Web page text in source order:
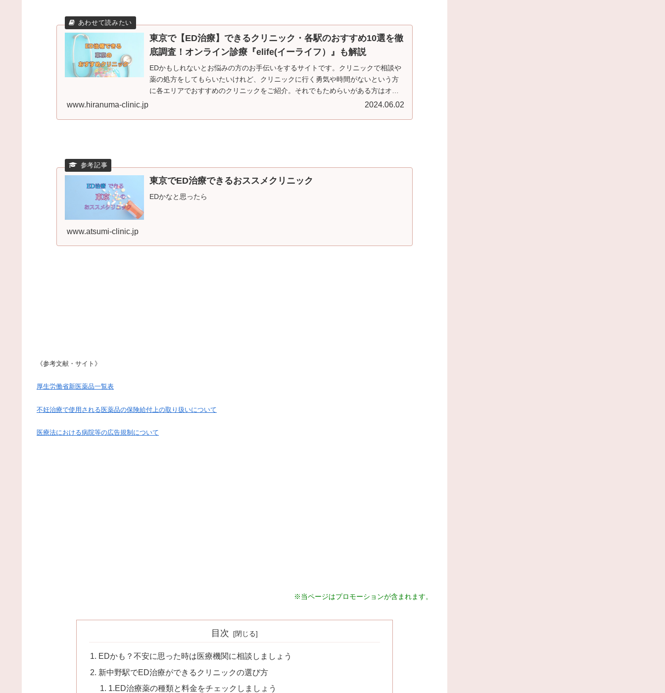
東京で【ED治療】できるクリニック・各駅のおすすめ10選を徹
底調査！オンライン診療『elife(イーライフ）』も解説
EDかもしれないとお悩みの方のお手伝いをするサイトです。クリニックで相談や
薬の処方をしてもらいたいけれど、クリニックに行く勇気や時間がないという方
に各エリアでおすすめのクリニックをご紹介。それでもためらいがある方はオン
www.hiranuma-clinic.jp 2024.06.02
東京でED治療できるおススメクリニック
EDかなと思ったら
www.atsumi-clinic.jp
《参考文献・サイト》
厚生労働省新医薬品一覧表
不妊治療で使用される医薬品の保険給付上の取り扱いについて
医療法における病院等の広告規制について
※当ページはプロモーションが含まれます。
目次
EDかも？不安に思った時は医療機関に相談しましょう
新中野駅でED治療ができるクリニックの選び方
1.ED治療薬の種類と料金をチェックしましょう